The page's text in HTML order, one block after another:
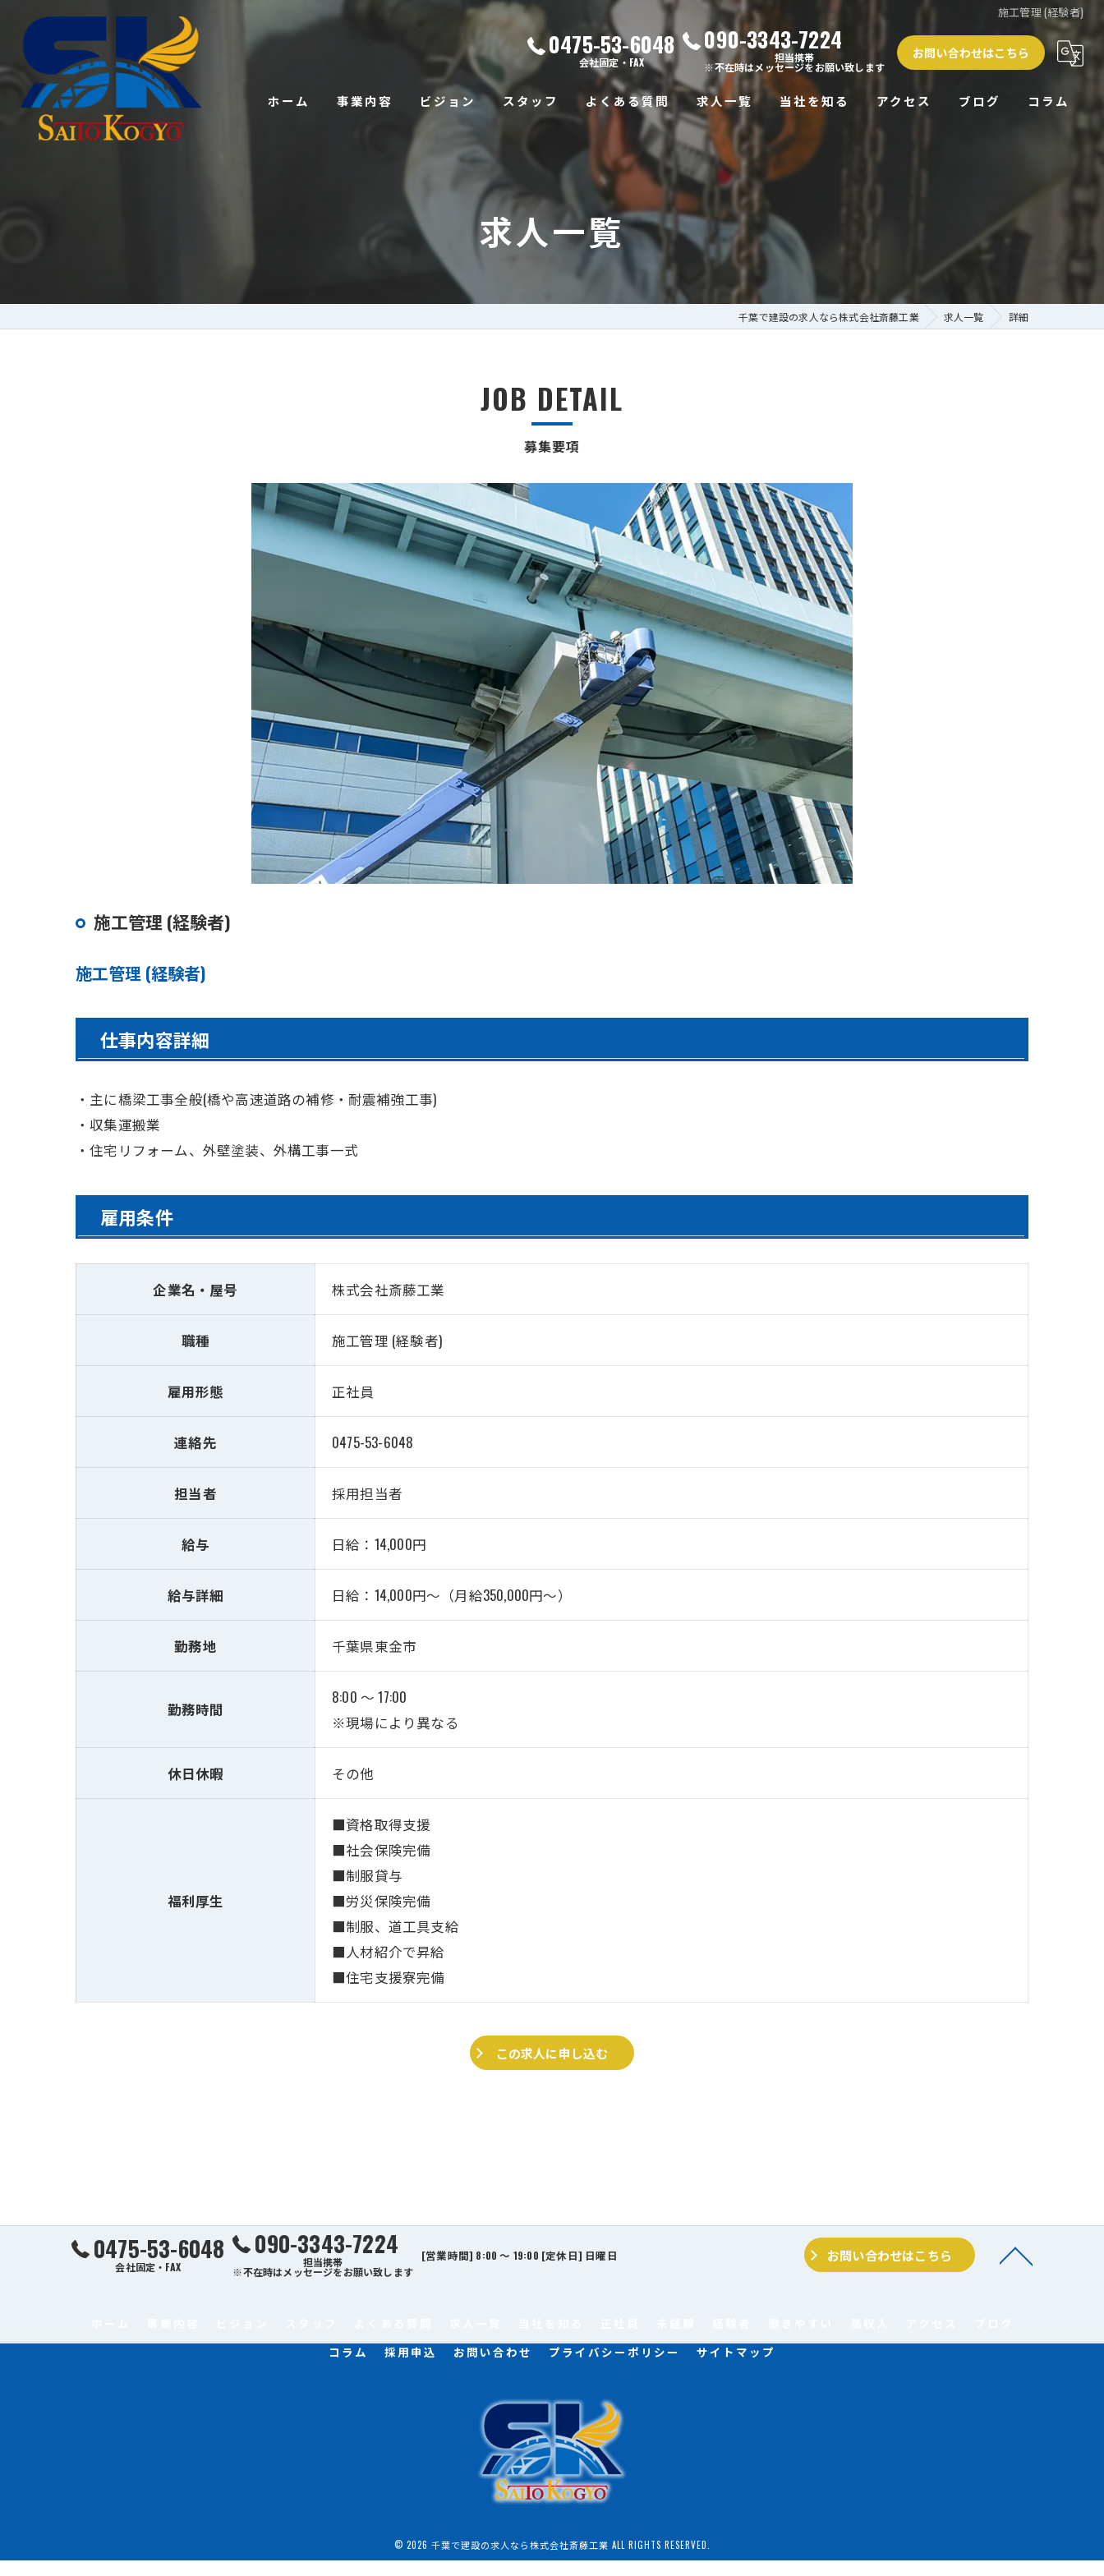
施工管理 (経験者)
0475-53-6048
会社固定・FAX
090-3343-7224
担当携帯
※不在時はメッセージをお願い致します
お問い合わせはこちら
ホーム 事業内容 ビジョン スタッフ よくある質問 求人一覧 当社を知る
正社員
経験者
高収入
アクセス ブログ コラム
求人一覧
千葉で建設の求人なら株式会社斎藤工業 求人一覧 詳細
募集要項
JOB DETAIL
施工管理 (経験者)
施工管理 (経験者)
仕事内容詳細
・主に橋梁工事全般(橋や高速道路の補修・耐震補強工事)
・収集運搬業
・住宅リフォーム、外壁塗装、外構工事一式
雇用条件
企業名・屋号 株式会社斎藤工業
職種 施工管理 (経験者)
雇用形態 正社員
連絡先 0475-53-6048
担当者 採用担当者
給与 日給：14,000円
給与詳細 日給：14,000円～（月給350,000円～）
勤務地 千葉県東金市
勤務時間
8:00 ～ 17:00
※現場により異なる
休日休暇 その他
福利厚生
■資格取得支援
■社会保険完備
■制服貸与
■労災保険完備
■制服、道工具支給
■人材紹介で昇給
■住宅支援寮完備
この求人に申し込む
0475-53-6048
会社固定・FAX
090-3343-7224
担当携帯
※不在時はメッセージをお願い致します
[営業時間] 8:00 ～ 19:00 [定休日] 日曜日 お問い合わせはこちら
コラム
採用申込 お問い合わせ プライバシーポリシー サイトマップ
© 2026 千葉で建設の求人なら株式会社斎藤工業 ALL RIGHTS RESERVED.